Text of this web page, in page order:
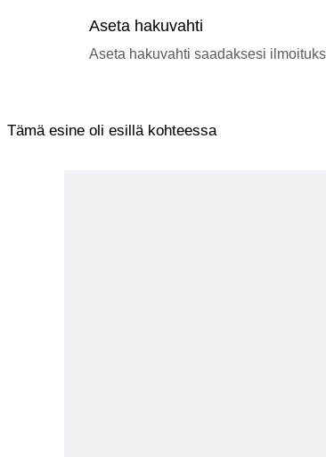
Aseta hakuvahti
Aseta hakuvahti saadaksesi
Tämä esine oli esillä kohteessa